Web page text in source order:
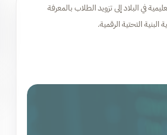
في البلاد إلى تزويد الطلاب بالمعرفة
التحتية الرقمية.